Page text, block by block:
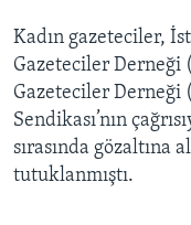
Kadın gazeteciler,
Gazeteciler Derneği
Gazeteciler Derneği
Sendikası’nın
sırasında gözaltına
tutuklanmıştı.